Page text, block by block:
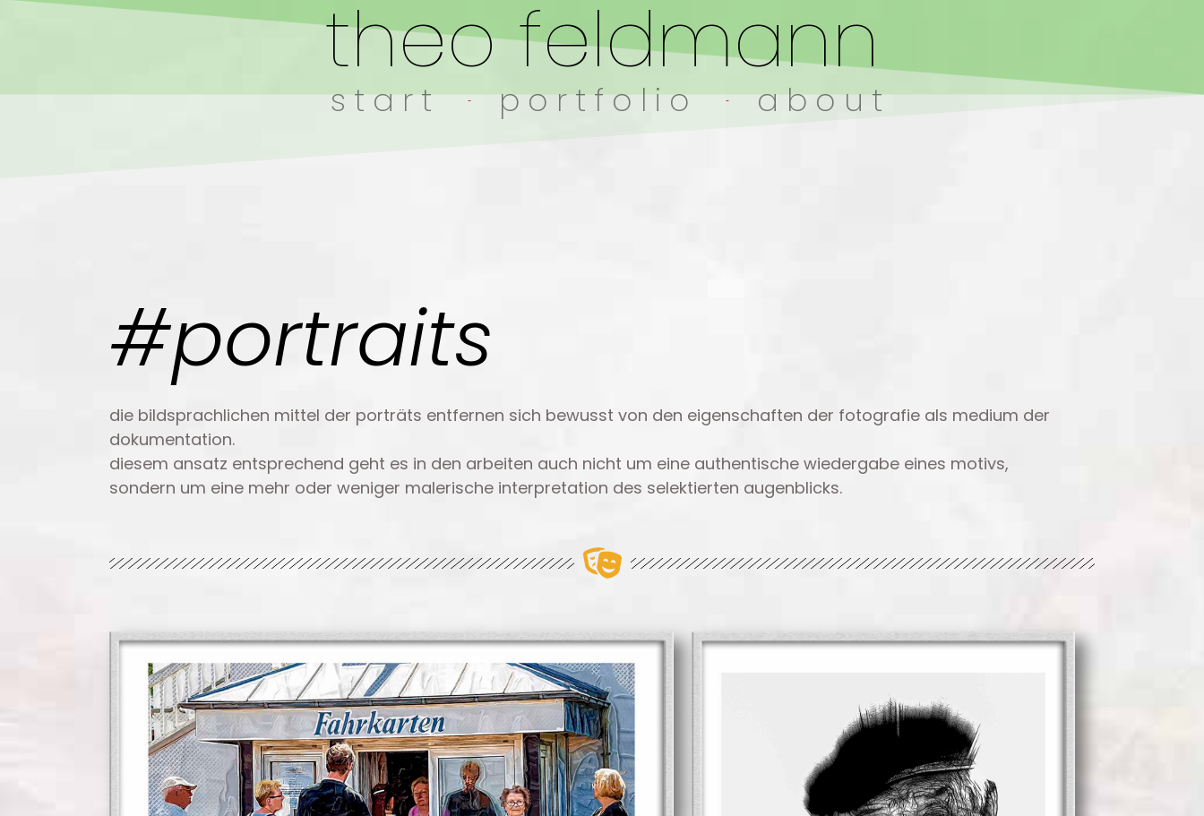
theo feldmann
start portfolio about
#portraits
die bildsprachlichen mittel der porträts entfernen sich bewusst von den eigenschaften der fotografie als medium der
dokumentation.
diesem ansatz entsprechend geht es in den arbeiten auch nicht um eine authentische wiedergabe eines motivs,
sondern um eine mehr oder weniger malerische interpretation des selektierten augenblicks.